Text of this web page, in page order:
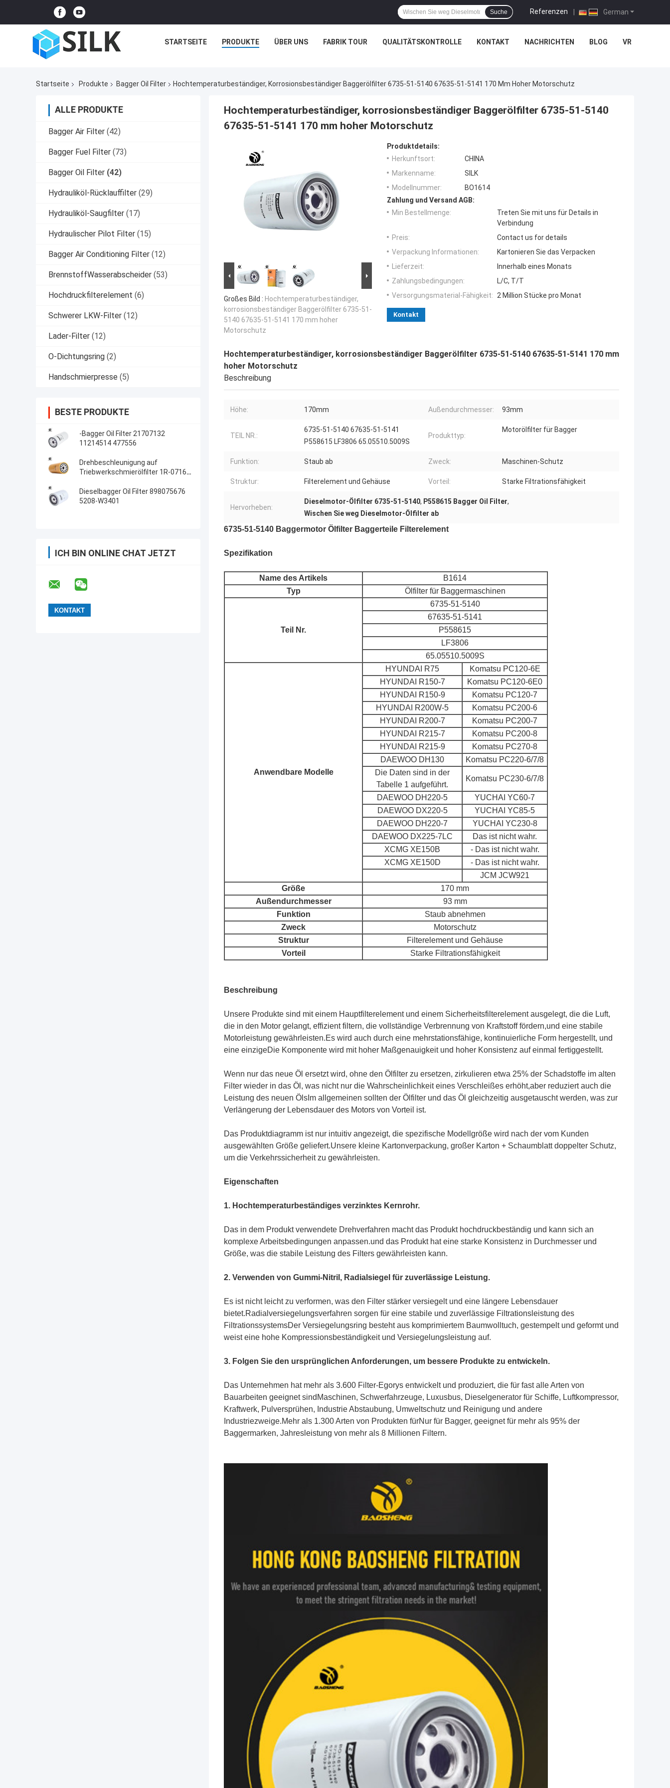
German
Referenzen |
Suche
STARTSEITE PRODUKTE ÜBER UNS FABRIK TOUR QUALITÄTSKONTROLLE KONTAKT NACHRICHTEN BLOG VR
Startseite Produkte Bagger Oil Filter Hochtemperaturbeständiger, Korrosionsbeständiger Baggerölfilter 6735-51-5140 67635-51-5141 170 Mm Hoher Motorschutz
ALLE PRODUKTE
Bagger Air Filter (42)
Bagger Fuel Filter (73)
Bagger Oil Filter (42)
Hydrauliköl-Rücklauffilter (29)
Hydrauliköl-Saugfilter (17)
Hydraulischer Pilot Filter (15)
Bagger Air Conditioning Filter (12)
BrennstoffWasserabscheider (53)
Hochdruckfilterelement (6)
Schwerer LKW-Filter (12)
Lader-Filter (12)
O-Dichtungsring (2)
Handschmierpresse (5)
BESTE PRODUKTE
-Bagger Oil Filter 21707132
11214514 477556
Drehbeschleunigung auf
Triebwerkschmierölfilter 1R-0716
Dieselbagger Oil Filter 898075676
5208-W3401
ICH BIN ONLINE CHAT JETZT
Hochtemperaturbeständiger, korrosionsbeständiger Baggerölfilter 6735-51-5140
67635-51-5141 170 mm hoher Motorschutz
Großes Bild : Hochtemperaturbeständiger,
korrosionsbeständiger Baggerölfilter 6735-51-
5140 67635-51-5141 170 mm hoher
Motorschutz
Produktdetails:
Herkunftsort:
CHINA
Markenname:
SILK
Modellnummer:
BO1614
Zahlung und Versand AGB:
Min Bestellmenge:
Treten Sie mit uns für Details in
Verbindung
Preis:
Contact us for details
Verpackung Informationen:
Kartonieren Sie das Verpacken
Lieferzeit:
Innerhalb eines Monats
Zahlungsbedingungen:
L/C, T/T
Versorgungsmaterial-Fähigkeit: 2 Million Stücke pro Monat
Kontakt
Hochtemperaturbeständiger, korrosionsbeständiger Baggerölfilter 6735-51-5140 67635-51-5141 170 mm
hoher Motorschutz
Beschreibung
Höhe: 170mm Außendurchmesser: 93mm
TEIL NR.:
6735-51-5140 67635-51-5141
P558615 LF3806 65.05510.5009S
Produkttyp:
Motorölfilter für Bagger
Funktion: Staub ab Zweck: Maschinen-Schutz
Struktur: Filterelement und Gehäuse Vorteil: Starke Filtrationsfähigkeit
Hervorheben:
Dieselmotor-Ölfilter 6735-51-5140, P558615 Bagger Oil Filter,
Wischen Sie weg Dieselmotor-Ölfilter ab
6735-51-5140 Baggermotor Ölfilter Baggerteile Filterelement
Spezifikation
Name des Artikels
B1614
Typ
Ölfilter für Baggermaschinen
Teil Nr.
6735-51-5140
67635-51-5141
P558615
LF3806
65.05510.5009S
Anwendbare Modelle
HYUNDAI R75
Komatsu PC120-6E
HYUNDAI R150-7
Komatsu PC120-6E0
HYUNDAI R150-9
Komatsu PC120-7
HYUNDAI R200W-5
Komatsu PC200-6
HYUNDAI R200-7
Komatsu PC200-7
HYUNDAI R215-7
Komatsu PC200-8
HYUNDAI R215-9
Komatsu PC270-8
DAEWOO DH130
Komatsu PC220-6/7/8
Die Daten sind in der
Tabelle 1 aufgeführt.
Komatsu PC230-6/7/8
DAEWOO DH220-5
YUCHAI YC60-7
DAEWOO DX220-5
YUCHAI YC85-5
DAEWOO DH220-7
YUCHAI YC230-8
DAEWOO DX225-7LC
Das ist nicht wahr.
XCMG XE150B
- Das ist nicht wahr.
XCMG XE150D
- Das ist nicht wahr.
JCM JCW921
Größe
170 mm
Außendurchmesser
93 mm
Funktion
Staub abnehmen
Zweck
Motorschutz
Struktur
Filterelement und Gehäuse
Vorteil
Starke Filtrationsfähigkeit
Beschreibung
Unsere Produkte sind mit einem Hauptfilterelement und einem Sicherheitsfilterelement ausgelegt, die die Luft,
die in den Motor gelangt, effizient filtern, die vollständige Verbrennung von Kraftstoff fördern,und eine stabile
Motorleistung gewährleisten.Es wird auch durch eine mehrstationsfähige, kontinuierliche Form hergestellt, und
eine einzigeDie Komponente wird mit hoher Maßgenauigkeit und hoher Konsistenz auf einmal fertiggestellt.
Wenn nur das neue Öl ersetzt wird, ohne den Ölfilter zu ersetzen, zirkulieren etwa 25% der Schadstoffe im alten
Filter wieder in das Öl, was nicht nur die Wahrscheinlichkeit eines Verschleißes erhöht,aber reduziert auch die
Leistung des neuen ÖlsIm allgemeinen sollten der Ölfilter und das Öl gleichzeitig ausgetauscht werden, was zur
Verlängerung der Lebensdauer des Motors von Vorteil ist.
Das Produktdiagramm ist nur intuitiv angezeigt, die spezifische Modellgröße wird nach der vom Kunden
ausgewählten Größe geliefert.Unsere kleine Kartonverpackung, großer Karton + Schaumblatt doppelter Schutz,
um die Verkehrssicherheit zu gewährleisten.
Eigenschaften
1. Hochtemperaturbeständiges verzinktes Kernrohr.
Das in dem Produkt verwendete Drehverfahren macht das Produkt hochdruckbeständig und kann sich an
komplexe Arbeitsbedingungen anpassen.und das Produkt hat eine starke Konsistenz in Durchmesser und
Größe, was die stabile Leistung des Filters gewährleisten kann.
2. Verwenden von Gummi-Nitril, Radialsiegel für zuverlässige Leistung.
Es ist nicht leicht zu verformen, was den Filter stärker versiegelt und eine längere Lebensdauer
bietet.Radialversiegelungsverfahren sorgen für eine stabile und zuverlässige Filtrationsleistung des
FiltrationssystemsDer Versiegelungsring besteht aus komprimiertem Baumwolltuch, gestempelt und geformt und
weist eine hohe Kompressionsbeständigkeit und Versiegelungsleistung auf.
3. Folgen Sie den ursprünglichen Anforderungen, um bessere Produkte zu entwickeln.
Das Unternehmen hat mehr als 3.600 Filter-Egorys entwickelt und produziert, die für fast alle Arten von
Bauarbeiten geeignet sind Maschinen, Schwerfahrzeuge, Luxusbus, Dieselgenerator für Schiffe, Luftkompressor,
Kraftwerk, Pulversprühen, IndustrieAbstaubung, Umweltschutz und Reinigung und andere
Industriezweige.Mehr als 1.300 Arten von Produkten fürNur für Bagger, geeignet für mehr als 95% der
Baggermarken, Jahresleistung von mehr als 8 Millionen Filtern.